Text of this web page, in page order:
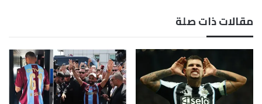
و
ك
ح
مقالات ذات صلة